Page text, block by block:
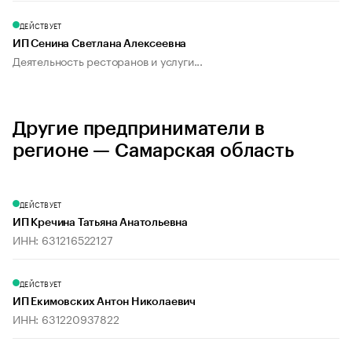
ДЕЙСТВУЕТ
ИП Сенина Светлана Алексеевна
Деятельность ресторанов и услуги...
Другие предприниматели в
регионе — Самарская область
ДЕЙСТВУЕТ
ИП Кречина Татьяна Анатольевна
ИНН: 631216522127
ДЕЙСТВУЕТ
ИП Екимовских Антон Николаевич
ИНН: 631220937822